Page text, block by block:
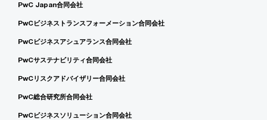
PwC Japan合同会社
PwCビジネストランスフォーメーション合同会社
PwCビジネスアシュアランス合同会社
PwCサステナビリティ合同会社
PwCリスクアドバイザリー合同会社
PwC総合研究所合同会社
PwCビジネスソリューション合同会社